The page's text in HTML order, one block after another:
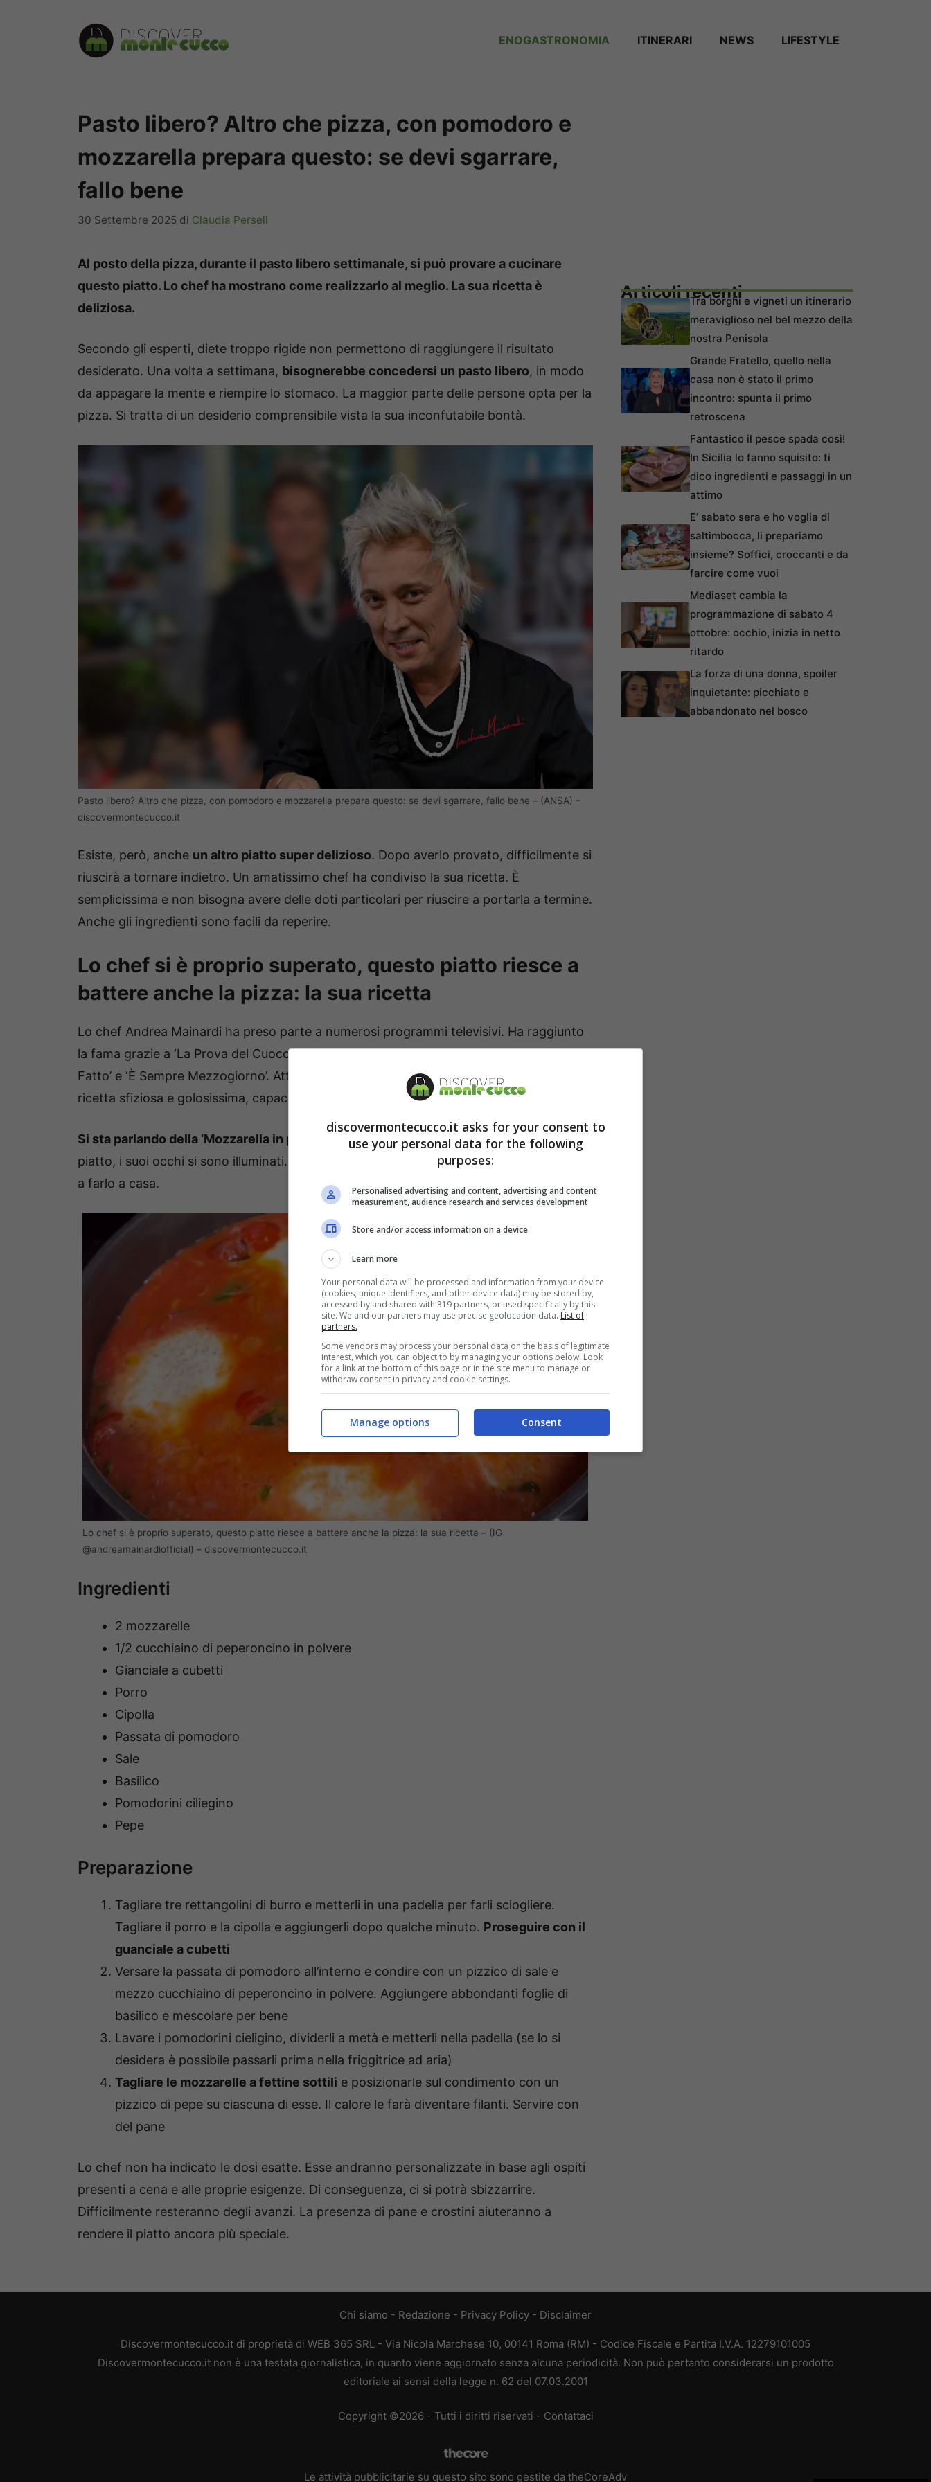
ENOGASTRONOMIA ITINERARI NEWS LIFESTYLE
Pasto libero? Altro che pizza, con pomodoro e
mozzarella prepara questo: se devi sgarrare,
fallo bene
30 Settembre 2025 di Claudia Perseli
Al posto della pizza, durante il pasto libero settimanale, si può provare a cucinare
questo piatto. Lo chef ha mostrano come realizzarlo al meglio. La sua ricetta è
deliziosa.
Secondo gli esperti, diete troppo rigide non permettono di raggiungere il risultato
desiderato. Una volta a settimana, bisognerebbe concedersi un pasto libero, in modo
da appagare la mente e riempire lo stomaco. La maggior parte delle persone opta per la
pizza. Si tratta di un desiderio comprensibile vista la sua inconfutabile bontà.
Pasto libero? Altro che pizza, con pomodoro e mozzarella prepara questo: se devi sgarrare, fallo bene – (ANSA) –
discovermontecucco.it
Esiste, però, anche un altro piatto super delizioso. Dopo averlo provato, difficilmente si
riuscirà a tornare indietro. Un amatissimo chef ha condiviso la sua ricetta. È
semplicissima e non bisogna avere delle doti particolari per riuscire a portarla a termine.
Anche gli ingredienti sono facili da reperire.
Lo chef si è proprio superato, questo piatto riesce a
battere anche la pizza: la sua ricetta
Lo chef Andrea Mainardi ha preso parte a numerosi programmi televisivi. Ha raggiunto
la fama grazie a ‘La Prova del Cuoco’, ma poi è sbarcato anche in show come ‘Detto
Fatto’ e ‘È Sempre Mezzogiorno’. Attraverso il suo profilo di Instagram, ha proposto una
ricetta sfiziosa e golosissima, capace anche di battere la pizza.
Si sta parlando della ‘Mozzarella in purgatorio’.Nel momento in cui ha assaggiato il
piatto, i suoi occhi si sono illuminati. Ha fornito tutte le indicazioni per aiutare i suoi fan
a farlo a casa.
Lo chef si è proprio superato, questo piatto riesce a battere anche la pizza: la sua ricetta – (IG
@andreamainardiofficial) – discovermontecucco.it
Ingredienti
2 mozzarelle
1/2 cucchiaino di peperoncino in polvere
Gianciale a cubetti
Porro
Cipolla
Passata di pomodoro
Sale
Basilico
Pomodorini ciliegino
Pepe
Preparazione
Tagliare tre rettangolini di burro e metterli in una padella per farli sciogliere.
Tagliare il porro e la cipolla e aggiungerli dopo qualche minuto. Proseguire con il
guanciale a cubetti
Versare la passata di pomodoro all’interno e condire con un pizzico di sale e
mezzo cucchiaino di peperoncino in polvere. Aggiungere abbondanti foglie di
basilico e mescolare per bene
Lavare i pomodorini cieligino, dividerli a metà e metterli nella padella (se lo si
desidera è possibile passarli prima nella friggitrice ad aria)
Tagliare le mozzarelle a fettine sottili e posizionarle sul condimento con un
pizzico di pepe su ciascuna di esse. Il calore le farà diventare filanti. Servire con
del pane
Lo chef non ha indicato le dosi esatte. Esse andranno personalizzate in base agli ospiti
presenti a cena e alle proprie esigenze. Di conseguenza, ci si potrà sbizzarrire.
Difficilmente resteranno degli avanzi. La presenza di pane e crostini aiuteranno a
rendere il piatto ancora più speciale.
Articoli recentiTra borghi e vigneti un itinerario
meraviglioso nel bel mezzo della
nostra Penisola
Grande Fratello, quello nella
casa non è stato il primo
incontro: spunta il primo
retroscena
Fantastico il pesce spada così!
In Sicilia lo fanno squisito: ti
dico ingredienti e passaggi in un
attimo
E’ sabato sera e ho voglia di
saltimbocca, li prepariamo
insieme? Soffici, croccanti e da
farcire come vuoi
Mediaset cambia la
programmazione di sabato 4
ottobre: occhio, inizia in netto
ritardo
La forza di una donna, spoiler
inquietante: picchiato e
abbandonato nel bosco
Chi siamo - Redazione - Privacy Policy - Disclaimer
Discovermontecucco.it di proprietà di WEB 365 SRL - Via Nicola Marchese 10, 00141 Roma (RM) - Codice Fiscale e Partita I.V.A. 12279101005
Discovermontecucco.it non è una testata giornalistica, in quanto viene aggiornato senza alcuna periodicità. Non può pertanto considerarsi un prodotto
editoriale ai sensi della legge n. 62 del 07.03.2001
Copyright ©2026 - Tutti i diritti riservati - Contattaci
Le attività pubblicitarie su questo sito sono gestite da theCoreAdv
discovermontecucco.it asks for your consent to
use your personal data for the following
purposes:
Personalised advertising and content, advertising and content
measurement, audience research and services development
Store and/or access information on a device
Learn more
Your personal data will be processed and information from your device
(cookies, unique identifiers, and other device data) may be stored by,
accessed by and shared with 319 partners, or used specifically by this
site. We and our partners may use precise geolocation data. List of
partners.
Some vendors may process your personal data on the basis of legitimate
interest, which you can object to by managing your options below. Look
for a link at the bottom of this page or in the site menu to manage or
withdraw consent in privacy and cookie settings.
Consent
Manage options